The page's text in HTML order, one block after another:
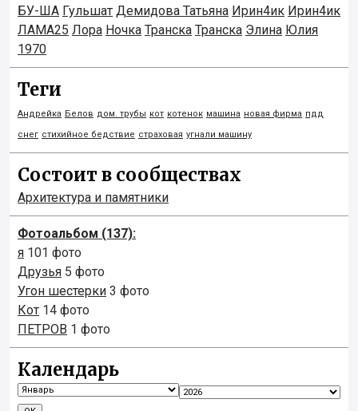
БУ-ША Гульшат Демидова Татьяна Ирин4ик Ирин4ик
ЛАМА25 Лора Ночка Транска Транска Элинa Юлия
1970
Теги
Андрейка Белов дом. трубы кот котенок машина новая фирма пдд
снег стихийное бедствие страховая угнали машину
Состоит в сообществах
Архитектура и памятники
Фотоальбом (137):
я 101 фото
Друзья 5 фото
Угон шестерки 3 фото
Кот 14 фото
ПЕТРОВ 1 фото
Календарь